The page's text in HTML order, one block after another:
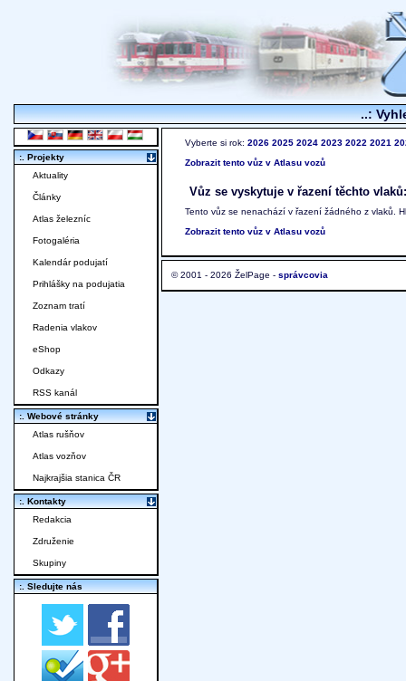
..:
Vyberte si rok: 2026 2025 2024 2023 2022 2021
Zobrazit tento vůz v Atlasu vozů
Vůz se vyskytuje v řazení těchto vlaků:
Tento vůz se nenachází v řazení žádného z vlaků.
Zobrazit tento vůz v Atlasu vozů
© 2001 - 2026 ŽelPage - správcovia
:. Projekty
Aktuality
Články
Atlas železníc
Fotogaléria
Kalendár podujatí
Prihlášky na podujatia
Zoznam tratí
Radenia vlakov
eShop
Odkazy
RSS kanál
:. Webové stránky
Atlas rušňov
Atlas vozňov
Najkrajšia stanica ČR
:. Kontakty
Redakcia
Združenie
Skupiny
:. Sledujte nás